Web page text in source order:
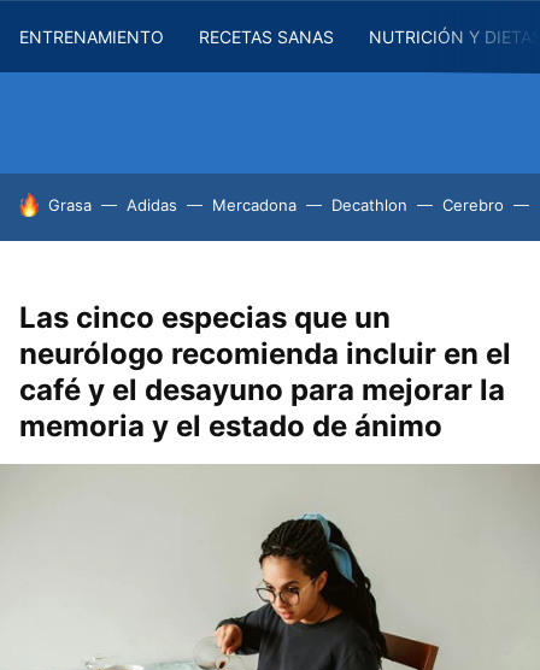
ENTRENAMIENTO RECETAS SANAS NUTRICIÓN Y
HOY SE HABLA DE
Grasa Adidas Mercadona Decathlon Cerebro
Las cinco especias que un
neurólogo recomienda incluir en el
café y el desayuno para mejorar la
memoria y el estado de ánimo